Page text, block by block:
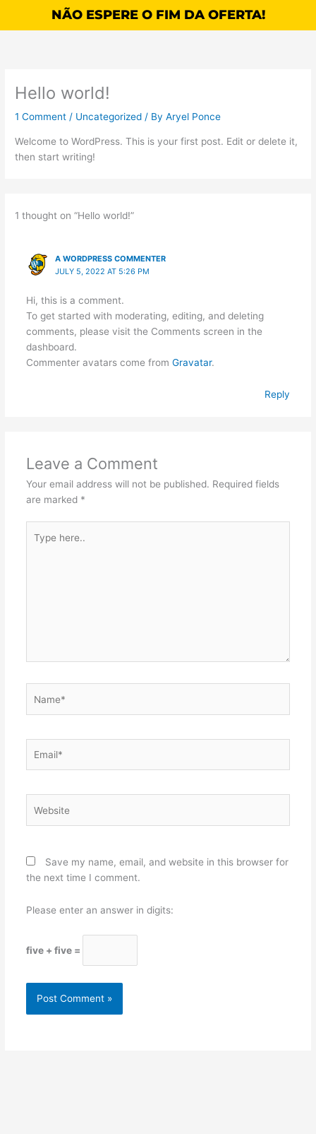
NÃO ESPERE O FIM DA OFERTA!
Hello world!
1 Comment / Uncategorized / ByAryel Ponce
Welcome to WordPress. This is your first post. Edit or delete it,
then start writing!
1 thought on “Hello world!”
A WORDPRESS COMMENTER
JULY 5, 2022 AT 5:26 PM
Hi, this is a comment.
To get started with moderating, editing, and deleting
comments, please visit the Comments screen in the
dashboard.
Commenter avatars come from Gravatar.
Reply
Leave a Comment
Your email address will not be published. Required fields
are marked *
here..
Save my name, email, and website in this browser for
the next time I comment.
Please enter an answer in digits:
five + five =